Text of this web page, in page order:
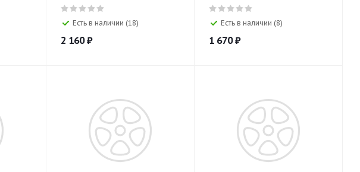
Есть в наличии (18)
2 160₽
Есть в наличии (8)
1 670₽